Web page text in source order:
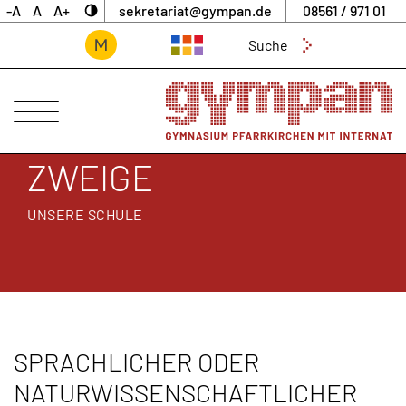
-A A A+ sekretariat@gympan.de
08561 / 971 01
nach:
ANSPRECHPARTNER
SCHULE
Zweige
Ganztagsklasse
Berufsorientierung
Digitale
ZWEIGE
UNSERE SCHULE
SPRACHLICHER ODER
NATURWISSENSCHAFTLICHER